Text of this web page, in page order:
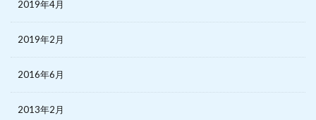
2019年4月
2019年2月
2016年6月
2013年2月